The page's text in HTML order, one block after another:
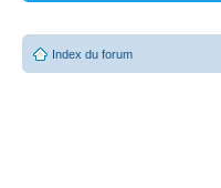
Index du forum